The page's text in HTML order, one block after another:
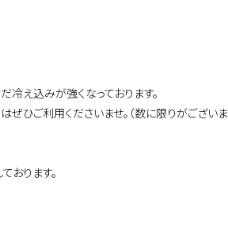
冷え込みが強くなっております。
ひご利用くださいませ。（数に限りがございま
おります。